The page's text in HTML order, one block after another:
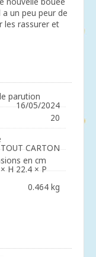
un peu peur de
les rassurer et
parution
16/05/2024
20
TOUT CARTON
en cm
H 22.4 × P
0.464 kg